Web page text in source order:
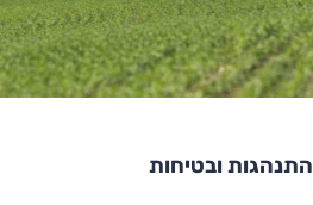
התנהגות ובטיחות